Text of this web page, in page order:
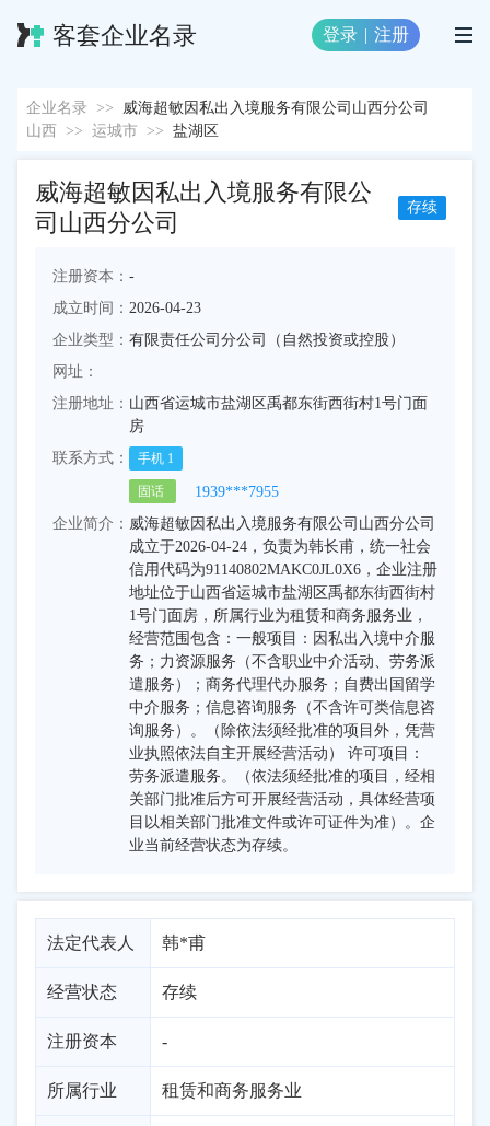
客套企业名录 登录 | 注册
企业名录 >>
威海超敏因私出入境服务有限公司山西分公司
山西
>> 运城市 >> 盐湖区
威海超敏因私出入境服务有限公
司山西分公司
存续
注册资本： -
成立时间： 2026-04-23
企业类型： 有限责任公司分公司（自然投资或控股）
网址：
注册地址： 山西省运城市盐湖区禹都东街西街村1号门面
房
联系方式：
手机 1
固话
1939***7955
企业简介： 威海超敏因私出入境服务有限公司山西分公司
成立于2026-04-24，负责为韩长甫，统一社会
信用代码为91140802MAKC0JL0X6，企业注册
地址位于山西省运城市盐湖区禹都东街西街村
1号门面房，所属行业为租赁和商务服务业，
经营范围包含：一般项目：因私出入境中介服
务；力资源服务（不含职业中介活动、劳务派
遣服务）；商务代理代办服务；自费出国留学
中介服务；信息咨询服务（不含许可类信息咨
询服务）。（除依法须经批准的项目外，凭营
业执照依法自主开展经营活动） 许可项目：
劳务派遣服务。（依法须经批准的项目，经相
关部门批准后方可开展经营活动，具体经营项
目以相关部门批准文件或许可证件为准）。企
业当前经营状态为存续。
法定代表人 韩*甫
经营状态 存续
注册资本 -
所属行业 租赁和商务服务业